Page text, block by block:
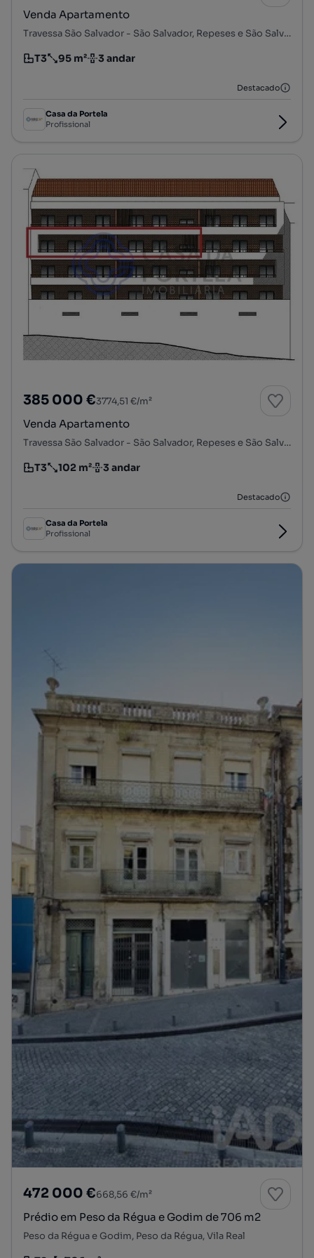
Venda Apartamento
Travessa São Salvador - São Salvador, Repeses e São Salvador, Viseu, Viseu
Tipologia
T3
Preço por metro quadrado
95 m²
Andar 3 andar
Destacado
Casa da Portela
Profissional
385 000 €3774,51 €/m²
Venda Apartamento
Travessa São Salvador - São Salvador, Repeses e São Salvador, Viseu, Viseu
Tipologia
T3
Preço por metro quadrado
102 m²
Andar 3 andar
Destacado
Casa da Portela
Profissional
472 000 €668,56 €/m²
Prédio em Peso da Régua e Godim de 706 m2
Peso da Régua e Godim, Peso da Régua, Vila Real